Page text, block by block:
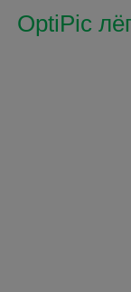
OptiPic